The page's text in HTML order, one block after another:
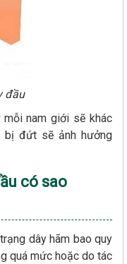
đầu
nam giới sẽ khác
bị đứt sẽ ảnh hưởng
có sao
dây hãm bao quy
quá mức hoặc do tác